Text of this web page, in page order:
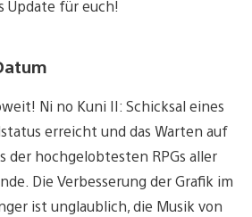
Update für euch!
Ni no Kuni II: Schicksal eines
erreicht und das Warten auf
der hochgelobtesten RPGs aller
Die Verbesserung der Grafik im
ist unglaublich, die Musik von